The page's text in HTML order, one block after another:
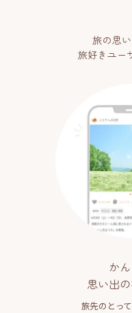
旅の思い
旅好きユー
か
思い出
旅先のとっ